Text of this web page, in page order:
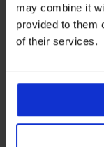
may combine it
provided to them
of their services.
-20 % BRA20